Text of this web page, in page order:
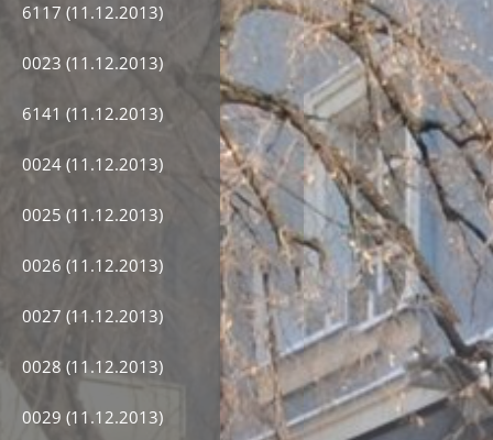
6117 (11.12.2013)
0023 (11.12.2013)
6141 (11.12.2013)
0024 (11.12.2013)
0025 (11.12.2013)
0026 (11.12.2013)
0027 (11.12.2013)
0028 (11.12.2013)
0029 (11.12.2013)